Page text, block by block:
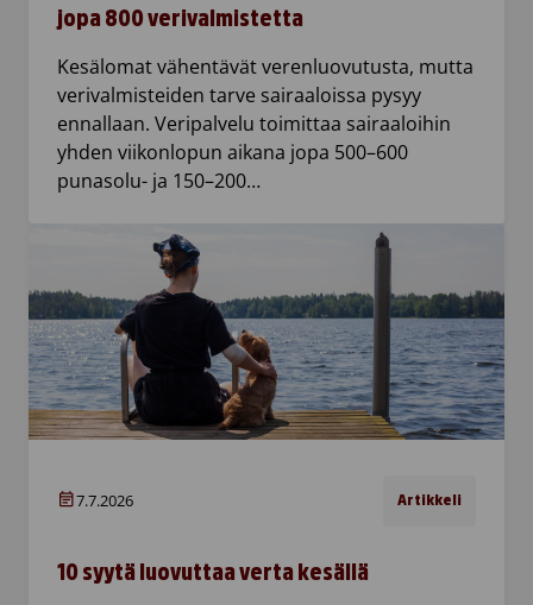
jopa 800 verivalmistetta
Kesälomat vähentävät verenluovutusta, mutta
verivalmisteiden tarve sairaaloissa pysyy
ennallaan. Veripalvelu toimittaa sairaaloihin
yhden viikonlopun aikana jopa 500–600
punasolu- ja 150–200…
7.7.2026 Artikkeli
10 syytä luovuttaa verta kesällä